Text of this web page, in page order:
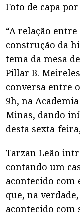
Foto de capa por
“A relação
construção da
tema da mesa
Pillar B.
conversa entre
9h, na
Minas, dando
desta sexta-
Tarzan Leão
contando um
acontecido com
que, na
acontecido com